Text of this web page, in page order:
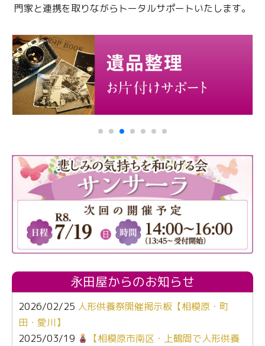
門家と連携を取りながらトータルサポートいたします。
永田屋からのお知らせ
2026/02/25 人形供養祭開催掲示板【相模原・町
田・愛川】
2025/03/19
【相模原市南区・上鶴間で人形供養